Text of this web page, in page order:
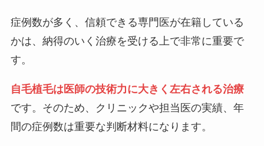
症例数が多く、信頼できる専門医が在籍している
かは、納得のいく治療を受ける上で非常に重要で
す。
自毛植毛は医師の技術力に大きく左右される治療
です。そのため、クリニックや担当医の実績、年
間の症例数は重要な判断材料になります。